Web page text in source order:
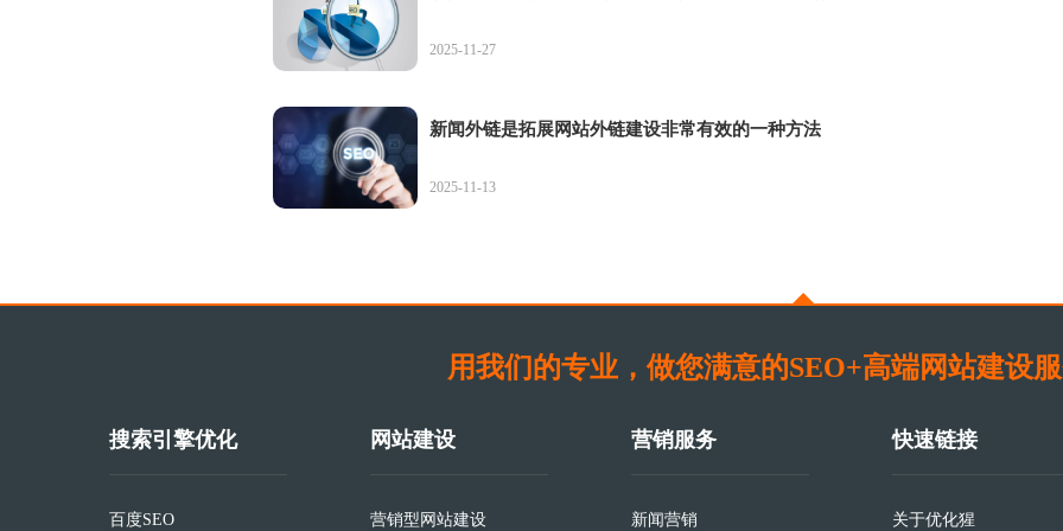
2025-11-27
新闻外链是拓展网站外链建设非常有效的一种方法
2025-11-13
用我们的专业，做您满意的SEO+高端网站建设
搜索引擎优化
百度SEO
网站建设
营销型网站建设
营销服务
新闻营销
快速链接
关于优化猩